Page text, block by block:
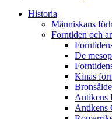
Historia
Människans
Forntiden och
De
Kinas
Antikens
Antikens